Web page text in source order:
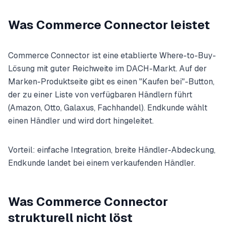
Was Commerce Connector leistet
Commerce Connector ist eine etablierte Where-to-Buy-
Lösung mit guter Reichweite im DACH-Markt. Auf der
Marken-Produktseite gibt es einen "Kaufen bei"-Button,
der zu einer Liste von verfügbaren Händlern führt
(Amazon, Otto, Galaxus, Fachhandel). Endkunde wählt
einen Händler und wird dort hingeleitet.
Vorteil: einfache Integration, breite Händler-Abdeckung,
Endkunde landet bei einem verkaufenden Händler.
Was Commerce Connector
strukturell nicht löst